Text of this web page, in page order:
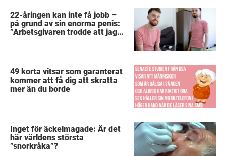
22-åringen kan inte få jobb –
på grund av sin enorma penis:
”Arbetsgivaren trodde att jag
49 korta vitsar som garanterat
kommer att få dig att skratta
mer än du borde
Inget för äckelmagade: Är det
här världens största
”snorkråka”?